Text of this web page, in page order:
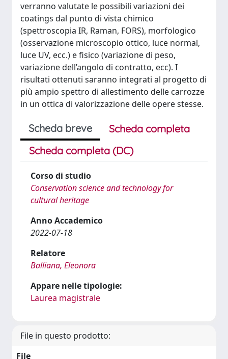
verranno valutate le possibili variazioni dei
coatings dal punto di vista chimico
(spettroscopia IR, Raman, FORS), morfologico
(osservazione microscopio ottico, luce normal,
luce UV, ecc.) e fisico (variazione di peso,
variazione dell’angolo di contratto, ecc). I
risultati ottenuti saranno integrati al progetto di
più ampio spettro di allestimento delle carrozze
in un ottica di valorizzazione delle opere stesse.
Scheda breve
Scheda completa
Scheda completa (DC)
Corso di studio
Conservation science and technology for
cultural heritage
Anno Accademico
2022-07-18
Relatore
Balliana, Eleonora
Appare nelle tipologie:
Laurea magistrale
File in questo prodotto:
File